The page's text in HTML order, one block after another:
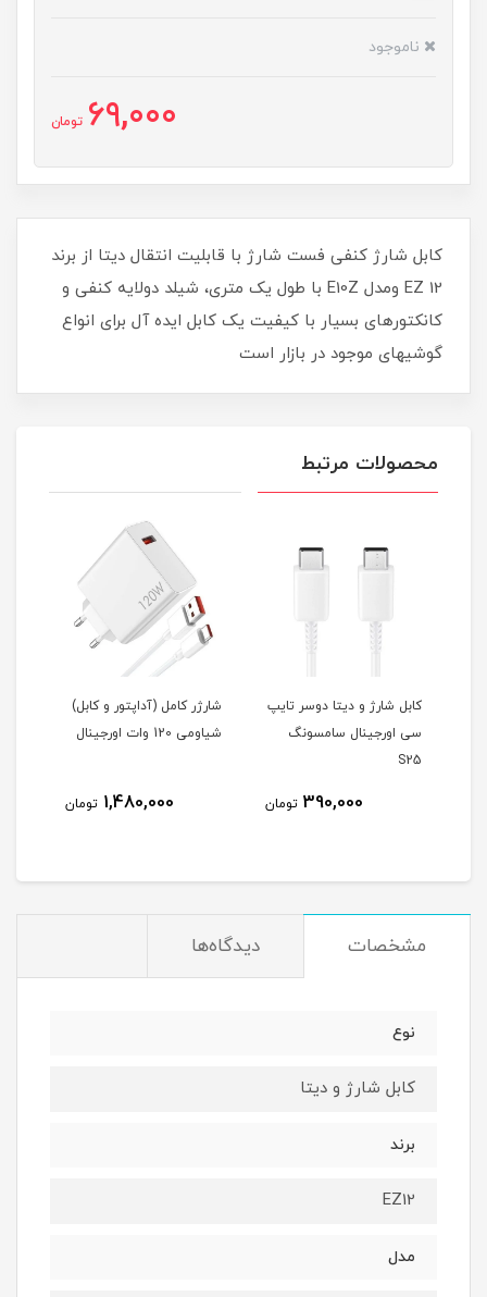
ناموجود
69,000 تومان
کابل شارژ کنفی فست شارژ با قابلیت انتقال دیتا از برند
EZ 12 ومدل E10Z با طول یک متری، شیلد دولایه کنفی و
کانکتورهای بسیار با کیفیت یک کابل ایده آل برای انواع
گوشیهای موجود در بازار است
محصولات مرتبط
کابل شارژ و دیتا دوسر تایپ
سی اورجینال سامسونگ
S25
390,000 تومان
شارژر کامل (آداپتور و کابل)
شیاومی 120 وات اورجینال
1,480,000 تومان
مشخصات دیدگاه‌ها
نوع
کابل شارژ و دیتا
برند
EZ12
مدل